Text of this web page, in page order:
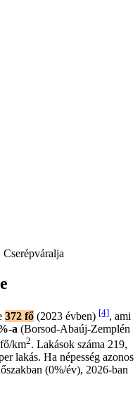
Cserépváralja
372 fő (2023 évben) [4], ami
a (Borsod-Abaúj-Zemplén
km2. Lakások száma 219,
lakás. Ha népesség azonos
(0%/év), 2026-ban